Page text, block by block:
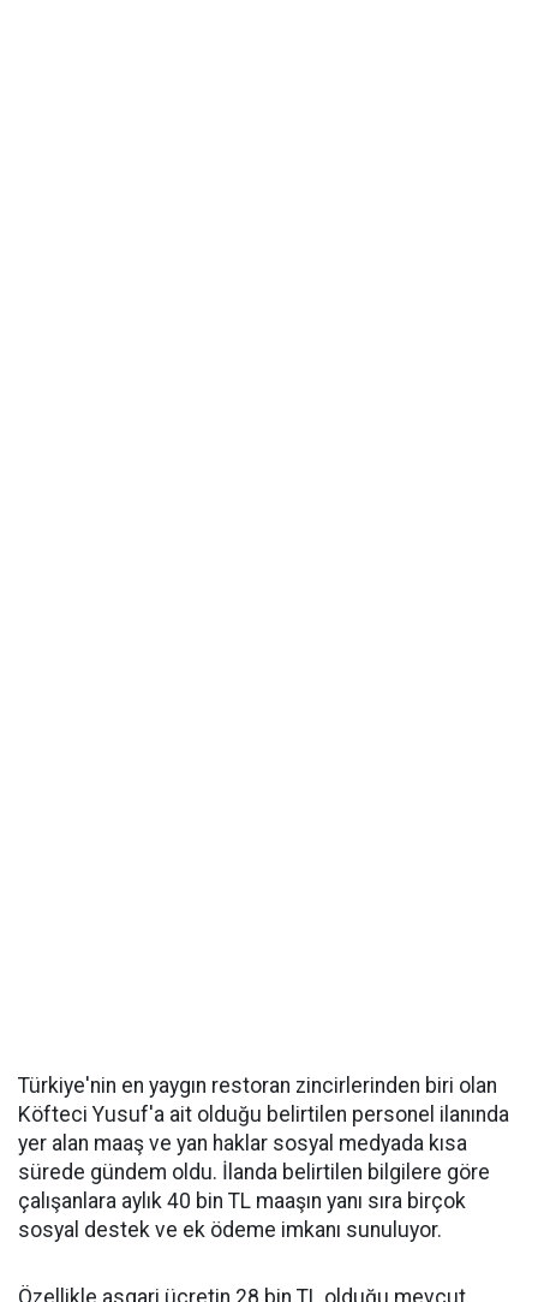
Türkiye'nin en yaygın restoran zincirlerinden biri olan
Köfteci Yusuf'a ait olduğu belirtilen personel ilanında
yer alan maaş ve yan haklar sosyal medyada kısa
sürede gündem oldu. İlanda belirtilen bilgilere göre
çalışanlara aylık 40 bin TL maaşın yanı sıra birçok
sosyal destek ve ek ödeme imkanı sunuluyor.
Özellikle asgari ücretin 28 bin TL olduğu mevcut